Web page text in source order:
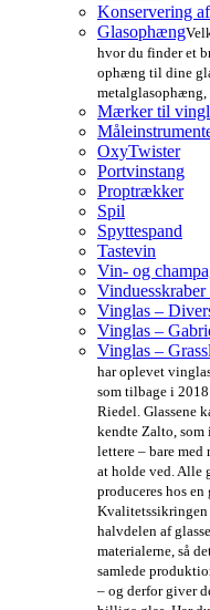
Konservering
Glasophæng
hvor du finder et
ophæng til dine
metalglasophæng,
Mærker til
OxyTwister
Portvinstang
Proptrækker
Spil
Spyttespand
Tastevin
Vin- og
Vinglas –
Vinglas –
Vinglas –
har oplevet
som tilbage i
Riedel. Glassene
kendte Zalto, som
lettere – bare med
at holde ved. Alle
produceres hos
Kvalitetssikringen
halvdelen af
materialerne, så
samlede
– og derfor giver